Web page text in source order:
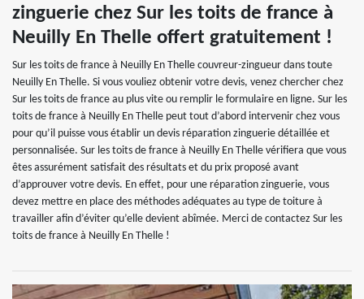
zinguerie chez Sur les toits de france à
Neuilly En Thelle offert gratuitement !
Sur les toits de france à Neuilly En Thelle couvreur-zingueur dans toute
Neuilly En Thelle. Si vous vouliez obtenir votre devis, venez chercher chez
Sur les toits de france au plus vite ou remplir le formulaire en ligne. Sur les
toits de france à Neuilly En Thelle peut tout d’abord intervenir chez vous
pour qu’il puisse vous établir un devis réparation zinguerie détaillée et
personnalisée. Sur les toits de france à Neuilly En Thelle vérifiera que vous
êtes assurément satisfait des résultats et du prix proposé avant
d’approuver votre devis. En effet, pour une réparation zinguerie, vous
devez mettre en place des méthodes adéquates au type de toiture à
travailler afin d’éviter qu’elle devient abîmée. Merci de contactez Sur les
toits de france à Neuilly En Thelle !